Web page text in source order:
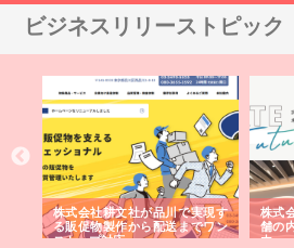
ビジネスリリーストピック
株式会社耕文社が品川で実現す
る販促物製作から配送までワン
ストップ対応
株式
舗の
由